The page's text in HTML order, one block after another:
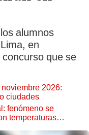
alumnos
en
que se
2026:
ciudades
fenómeno se
temperaturas